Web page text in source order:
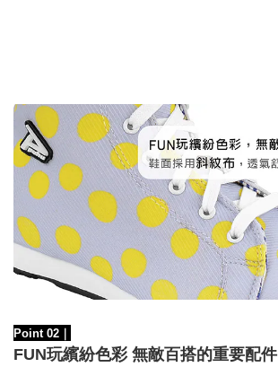
Point 02
FUN玩繽紛色彩 無敵百搭的重要配件